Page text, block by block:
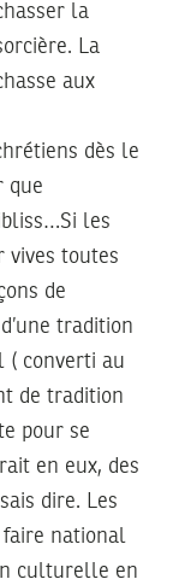
la
La
aux
dès le
que
les
vives toutes
de
tradition
( converti au
de tradition
pour se
en eux, des
dire. Les
national
culturelle en